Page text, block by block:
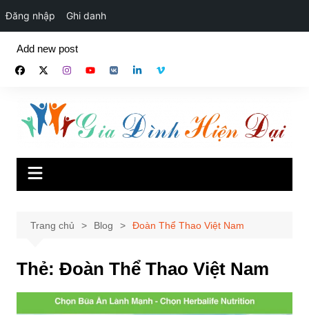
Đăng nhập Ghi danh
phần
Add new post
Trang chủ Blog Đoàn Thể Thao Việt Nam
Thẻ: Đoàn Thể Thao Việt Nam